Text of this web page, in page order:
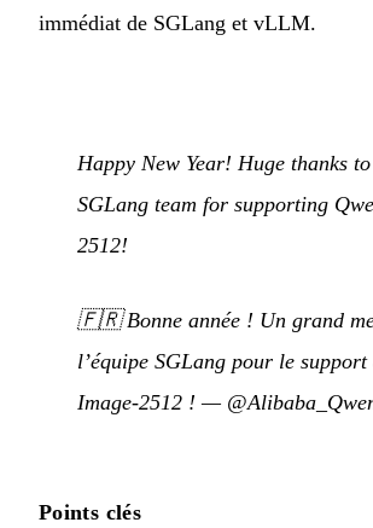
immédiat de SGLang et vLLM.
Happy New Year! Huge thanks
SGLang team for supporting
2512!
🇫🇷Bonne année ! Un grand
l’équipe SGLang pour le support
Image-2512 ! —
Points clés